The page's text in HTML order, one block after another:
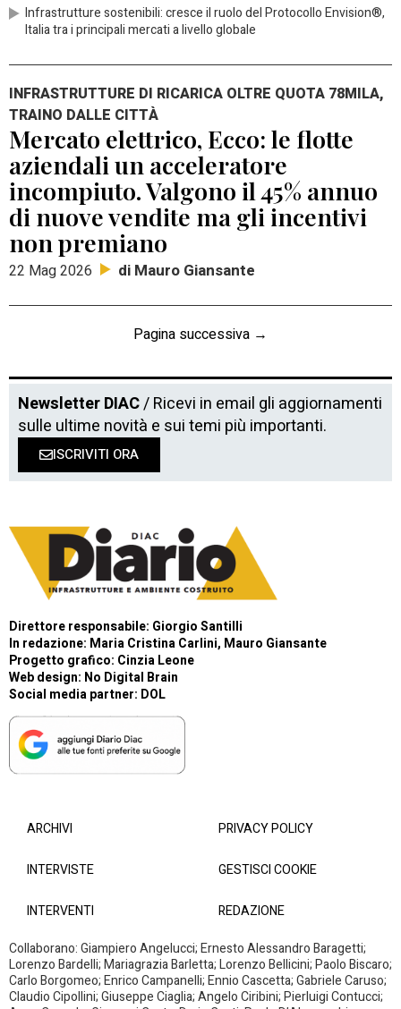
Infrastrutture sostenibili: cresce il ruolo del Protocollo Envision®,
Italia tra i principali mercati a livello globale
INFRASTRUTTURE DI RICARICA OLTRE QUOTA 78MILA,
TRAINO DALLE CITTÀ
Mercato elettrico, Ecco: le flotte
aziendali un acceleratore
incompiuto. Valgono il 45% annuo
di nuove vendite ma gli incentivi
non premiano
22 Mag 2026 di Mauro Giansante
Pagina successiva →
Newsletter DIAC/ Ricevi in email gli aggiornamenti
sulle ultime novità e sui temi più importanti.
ISCRIVITI ORA
Direttore responsabile: Giorgio Santilli
In redazione: Maria Cristina Carlini, Mauro Giansante
Progetto grafico: Cinzia Leone
Web design: No Digital Brain
Social media partner: DOL
ARCHIVI
INTERVISTE
INTERVENTI
PRIVACY POLICY
GESTISCI COOKIE
REDAZIONE
Collaborano: Giampiero Angelucci; Ernesto Alessandro Baragetti;
Lorenzo Bardelli; Mariagrazia Barletta; Lorenzo Bellicini; Paolo Biscaro;
Carlo Borgomeo; Enrico Campanelli; Ennio Cascetta; Gabriele Caruso;
Claudio Cipollini; Giuseppe Ciaglia; Angelo Ciribini; Pierluigi Contucci;